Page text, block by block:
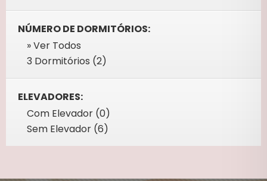
NÚMERO DE DORMITÓRIOS:
» Ver Todos
3 Dormitórios (2)
ELEVADORES:
Com Elevador (0)
Sem Elevador (6)